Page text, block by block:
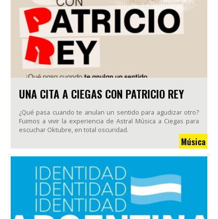
UNA CITA A CIEGAS CON PATRICIO REY
¿Qué pasa cuando te anulan un sentido para agudizar otro?
Fuimos a vivir la experiencia de Astral Música a Ciegas para
escuchar Oktubre, en total oscuridad.
Música